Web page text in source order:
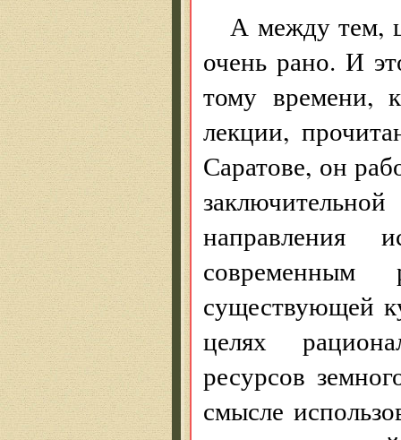
А между тем,
очень рано. И
тому времени,
лекции,
Саратове, он
направления
современным
существующей
целях
ресурсов
смысле